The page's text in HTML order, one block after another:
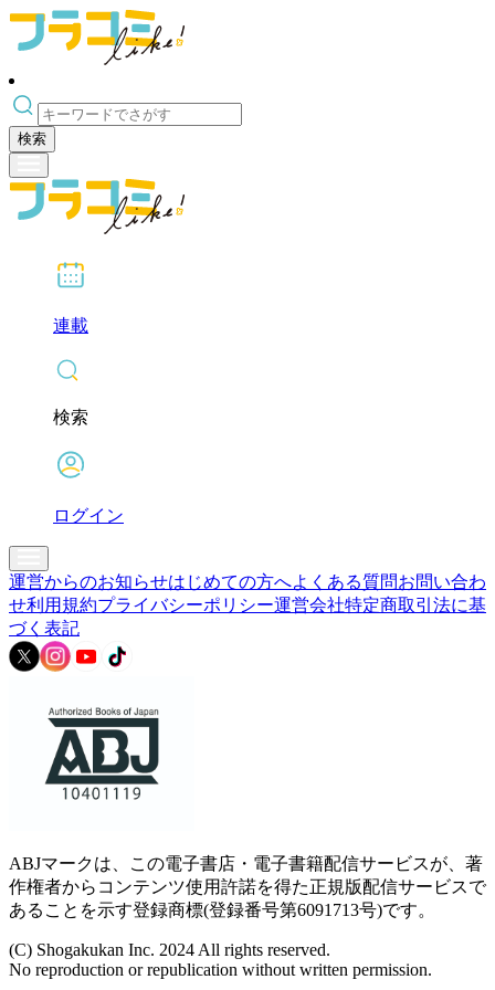
検索
連載
検索
ログイン
運営からのお知らせはじめての方へよくある質問お問い合わ
せ利用規約プライバシーポリシー運営会社特定商取引法に基
づく表記
ABJマークは、この電子書店・電子書籍配信サービスが、著
作権者からコンテンツ使用許諾を得た正規版配信サービスで
あることを示す登録商標(登録番号第6091713号)です。
(C) Shogakukan Inc. 2024 All rights reserved.
No reproduction or republication without written permission.